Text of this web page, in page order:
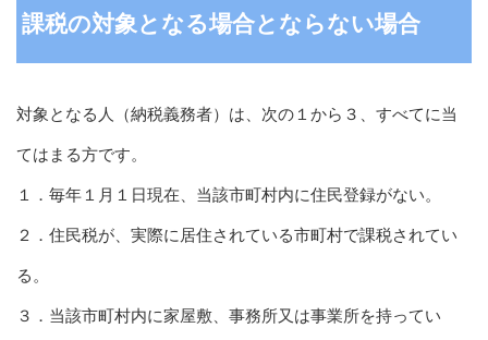
課税の対象となる場合とならない場合
対象となる人（納税義務者）は、次の１から３、すべてに当
てはまる方です。
１．毎年１月１日現在、当該市町村内に住民登録がない。
２．住民税が、実際に居住されている市町村で課税されてい
る。
３．当該市町村内に家屋敷、事務所又は事業所を持ってい